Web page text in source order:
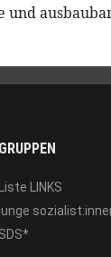
GRUPPEN
Liste LINKS
SDS*